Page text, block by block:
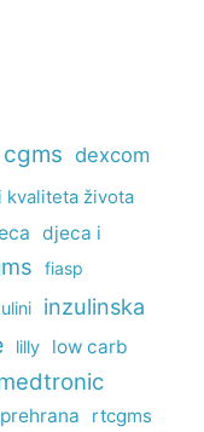
cgms dexcom
kvaliteta života
djeca i
fiasp
inzulinska
lilly low carb
prehrana rtcgms